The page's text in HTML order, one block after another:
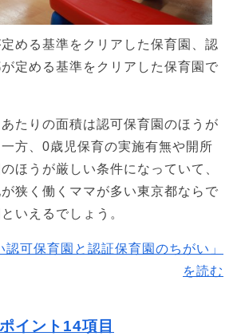
める基準をクリアした保育園、認
定める基準をクリアした保育園で
たりの面積は認可保育園のほうが
方、0歳児保育の実施有無や開所
ほうが厳しい条件になっていて、
狭く働くママが多い東京都ならで
いえるでしょう。
認可保育園と認証保育園のちがい」
を読む
イント14項目